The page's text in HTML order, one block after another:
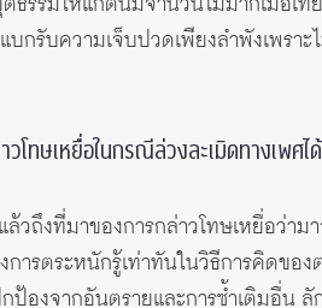
บกรับความเจ็บปวดเพียงลำพังเพรา
วโทษเหยื่อในกรณีล่วงละเมิดทางเพศไ
ล้วถึงที่มาของการกล่าวโทษเหยื่อว่
การตระหนักรู้เท่าทันในวิธีการคิดข
ป้องจากอันตรายและการซ้ำเติมอื่น